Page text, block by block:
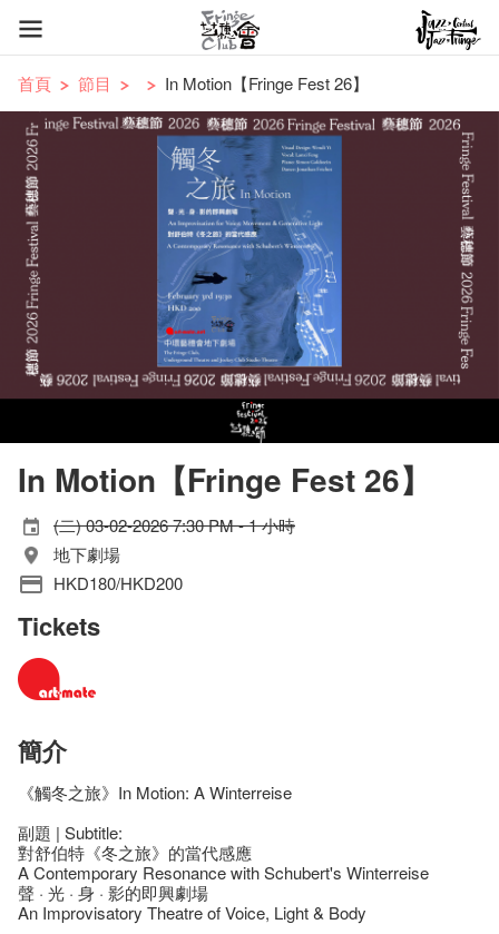
首頁 節目 In Motion【Fringe Fest 26】
In Motion【Fringe Fest 26】
(二) 03-02-2026 7:30 PM - 1 小時
地下劇場
HKD180/HKD200
Tickets
簡介
《觸冬之旅》In Motion: A Winterreise
副題 | Subtitle:
對舒伯特《冬之旅》的當代感應
A Contemporary Resonance with Schubert's Winterreise
聲 · 光 · 身 · 影的即興劇場
An Improvisatory Theatre of Voice, Light & Body